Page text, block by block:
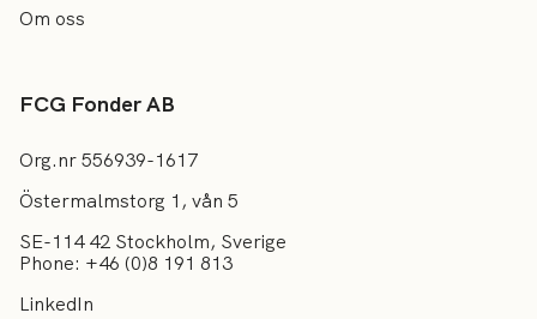
Om oss
FCG Fonder AB
Org.nr 556939-1617
Östermalmstorg 1, vån 5
SE-114 42 Stockholm, Sverige
Phone: +46 (0)8 191 813
LinkedIn